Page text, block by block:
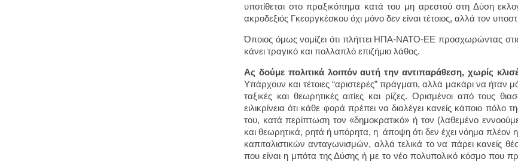
υποτίθεται στο πραξικόπημα κατά του μη αρεστού στη Δύση
ακροδεξιός Γκεοργκέσκου όχι μόνο δεν είναι τέτοιος, αλλά τον
Όποιος όμως νομίζει ότι πλήττει ΗΠΑ-ΝΑΤΟ-ΕΕ προσχωρώντας
κάνει τραγικό και πολλαπλό επιζήμιο λάθος.
Ας δούμε πολιτικά λοιπόν αυτή την αντιπαράθεση, χωρίς
Υπάρχουν και τέτοιες “αριστερές” πράγματι, αλλά μακάρι να ήταν
ταξικές και θεωρητικές αιτίες και ρίζες. Ορισμένοι από
ειλικρίνεια ότι κάθε φορά πρέπει να διαλέγει κανείς κάποιο πόλο
του, κατά περίπτωση τον «δημοκρατικό» ή τον (λαθεμένο
και θεωρητικά, ρητά ή υπόρητα, η άποψη ότι δεν έχει νόημα πλέον
καπιταλιστικών ανταγωνισμών, αλλά τελικά το να πάρει κανείς
που είναι η μπότα της Δύσης ή με το νέο πολυπολικό κόσμο που